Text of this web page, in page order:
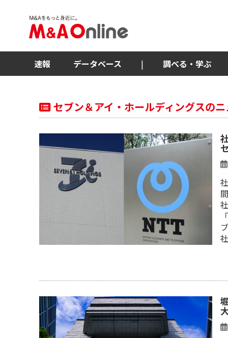
速報 データベース | 調べる・学ぶ
セブン＆アイ・ホールディングスの